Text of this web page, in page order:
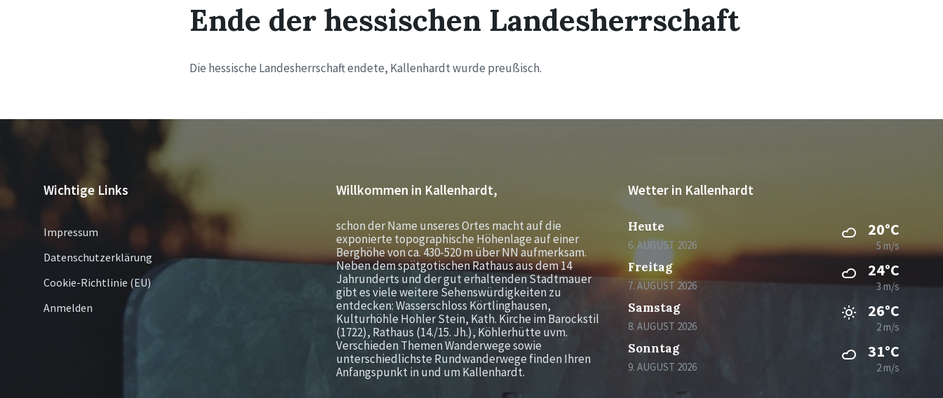
Ende der hessischen Landesherrschaft
Die hessische Landesherrschaft endete, Kallenhardt wurde preußisch.
Wichtige Links
Impressum
Datenschutzerklärung
Cookie-Richtlinie (EU)
Anmelden
Willkommen in Kallenhardt,
schon der Name unseres Ortes macht auf die
exponierte topographische Höhenlage auf einer
Berghöhe von ca. 430-520 m über NN aufmerksam.
Neben dem spätgotischen Rathaus aus dem 14
Jahrunderts und der gut erhaltenden Stadtmauer
gibt es viele weitere Sehenswürdigkeiten zu
entdecken: Wasserschloss Körtlinghausen,
Kulturhöhle Hohler Stein, Kath. Kirche im Barockstil
(1722), Rathaus (14./15. Jh.), Köhlerhütte uvm.
Verschieden Themen Wanderwege sowie
unterschiedlichste Rundwanderwege finden Ihren
Anfangspunkt in und um Kallenhardt.
Wetter in Kallenhardt
Heute
6. AUGUST 2026
20°C
5 m/s
Freitag
7. AUGUST 2026
24°C
3 m/s
Samstag
8. AUGUST 2026
26°C
2 m/s
Sonntag
9. AUGUST 2026
31°C
2 m/s